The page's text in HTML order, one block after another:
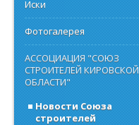
Иски
Фотогалерея
АССОЦИАЦИЯ "СОЮЗ
СТРОИТЕЛЕЙ КИРОВСКОЙ
ОБЛАСТИ"
Новости Союза
строителей